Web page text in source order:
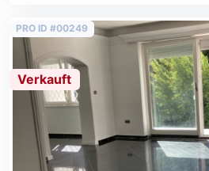
PRO ID #00249
Verkauft